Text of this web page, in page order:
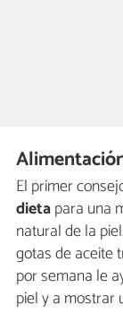
El primer
dietapara una
natural de la
gotas de aceite
por semana le
piel y a mostrar